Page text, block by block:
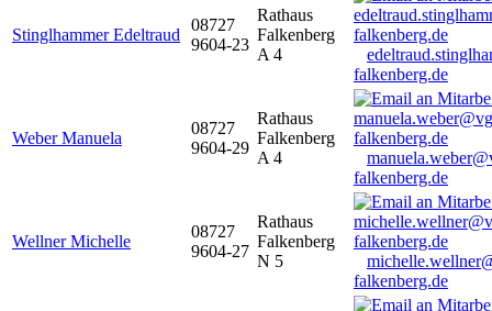
Stinglhammer Edeltraud
08727
9604-23
Rathaus
Falkenberg
A 4
falkenberg.de
Weber Manuela
08727
9604-29
Rathaus
Falkenberg
A 4
falkenberg.de
Wellner Michelle
08727
9604-27
Rathaus
Falkenberg
N 5
falkenberg.de